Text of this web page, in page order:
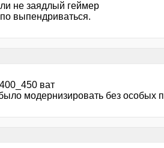
не заядлый геймер
выпендриваться.
ват
модернизировать без особых